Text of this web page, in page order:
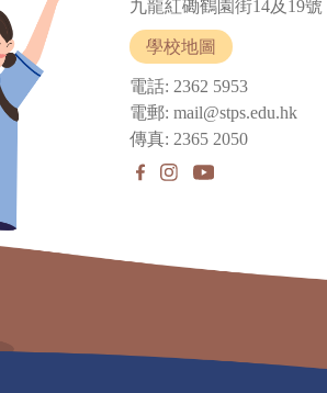
九龍紅磡鶴園街14及19號
學校地圖
電話: 2362 5953
電郵: mail@stps.edu.hk
傳真: 2365 2050